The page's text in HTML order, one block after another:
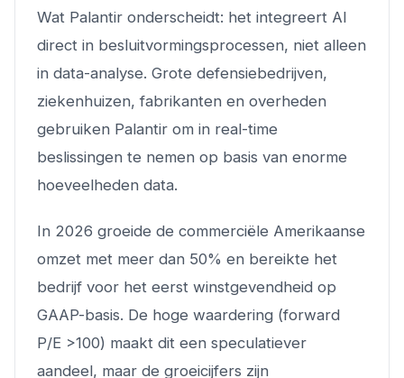
Wat Palantir onderscheidt: het integreert AI
direct in besluitvormingsprocessen, niet alleen
in data-analyse. Grote defensiebedrijven,
ziekenhuizen, fabrikanten en overheden
gebruiken Palantir om in real-time
beslissingen te nemen op basis van enorme
hoeveelheden data.
In 2026 groeide de commerciële Amerikaanse
omzet met meer dan 50% en bereikte het
bedrijf voor het eerst winstgevendheid op
GAAP-basis. De hoge waardering (forward
P/E >100) maakt dit een speculatiever
aandeel, maar de groeicijfers zijn